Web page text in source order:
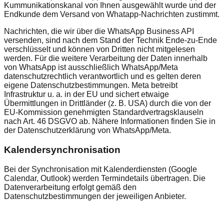
Kummunikationskanal von Ihnen ausgewählt wurde und der
Endkunde dem Versand von Whatapp-Nachrichten zustimmt.
Nachrichten, die wir über die WhatsApp Business API
versenden, sind nach dem Stand der Technik Ende-zu-Ende
verschlüsselt und können von Dritten nicht mitgelesen
werden. Für die weitere Verarbeitung der Daten innerhalb
von WhatsApp ist ausschließlich WhatsApp/Meta
datenschutzrechtlich verantwortlich und es gelten deren
eigene Datenschutzbestimmungen. Meta betreibt
Infrastruktur u. a. in der EU und sichert etwaige
Übermittlungen in Drittländer (z. B. USA) durch die von der
EU-Kommission genehmigten Standardvertragsklauseln
nach Art. 46 DSGVO ab. Nähere Informationen finden Sie in
der Datenschutzerklärung von WhatsApp/Meta.
Kalendersynchronisation
Bei der Synchronisation mit Kalenderdiensten (Google
Calendar, Outlook) werden Termindetails übertragen. Die
Datenverarbeitung erfolgt gemäß den
Datenschutzbestimmungen der jeweiligen Anbieter.